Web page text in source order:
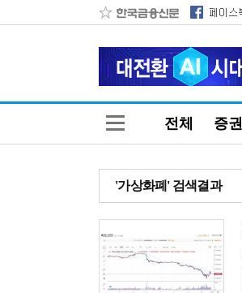
전체 증권
'가상화폐' 검색결과